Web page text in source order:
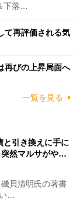
下落…
て再評価される気
再びの上昇局面へ
一覧を見る
と引き換えに手に
突然マルサがや…
貝清明氏の著書
…